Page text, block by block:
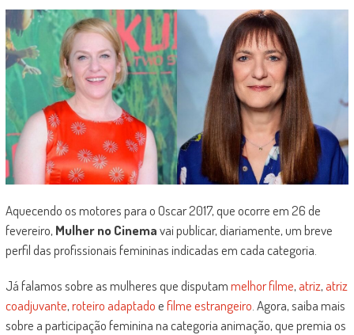
Aquecendo os motores para o Oscar 2017, que ocorre em 26 de
fevereiro, Mulher no Cinemavai publicar, diariamente, um breve
perfil das profissionais femininas indicadas em cada categoria.
Já falamos sobre as mulheres que disputammelhor filme, atriz, atriz
coadjuvante,roteiro adaptadoefilme estrangeiro . Agora, saiba mais
sobre a participação feminina na categoria animação, que premia os